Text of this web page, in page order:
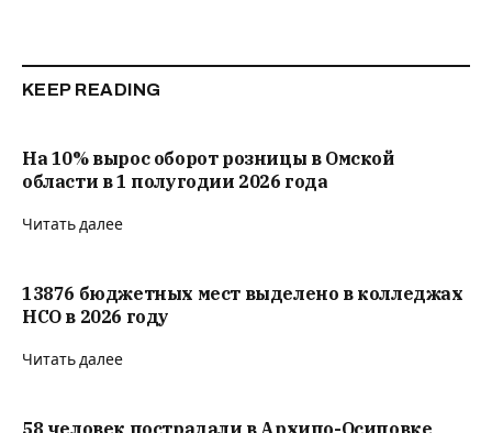
KEEP READING
На 10% вырос оборот розницы в Омской
области в 1 полугодии 2026 года
Читать далее
13876 бюджетных мест выделено в колледжах
НСО в 2026 году
Читать далее